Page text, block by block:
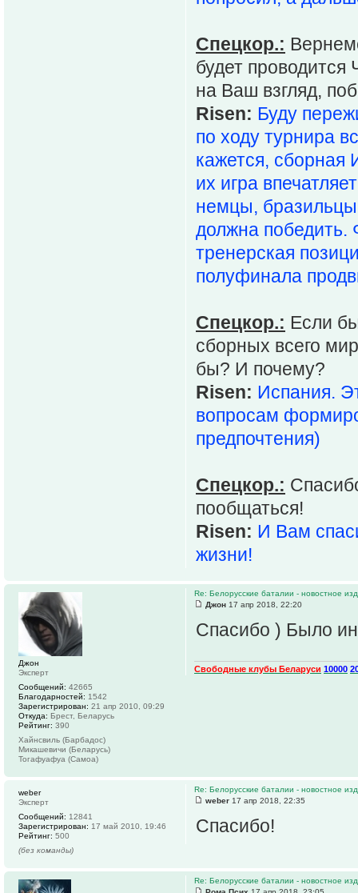
Спецкор.:
будет проводится
на Ваш взгляд,
Risen: Буду
по ходу турнира
кажется, сборная
их игра
немцы,
должна победить.
тренерская
полуфинала
Спецкор.: Если
сборных всего
бы? И почему?
Risen: Испания.
вопросам
предпочтения)
Спецкор.:
пообщаться!
Risen: И Вам
жизни!
Re: Белорусские баталии - новостное
Джон 17 апр 2018, 22:20
Спасибо ) Было
Свободные клубы Беларуси 10000
Джон
Эксперт
Сообщений: 42665
Благодарностей: 1542
Зарегистрирован: 21 апр 2010, 09:29
Откуда: Брест, Беларусь
Рейтинг: 390
Хайнсвиль (Барбадос)
Микашевичи (Беларусь)
Тогафуафуа (Самоа)
Re: Белорусские баталии - новостное
weber 17 апр 2018, 22:35
Спасибо!
weber
Эксперт
Сообщений: 12841
Зарегистрирован: 17 май 2010, 19:46
Рейтинг: 500
(без команды)
Re: Белорусские баталии - новостное